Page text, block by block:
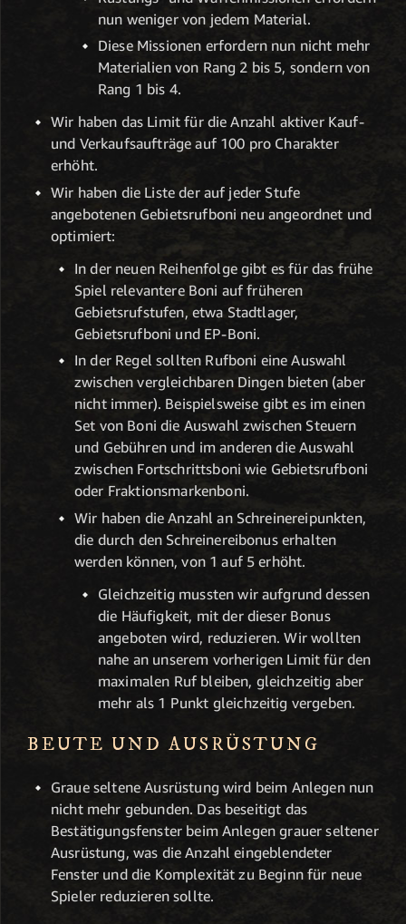
nun weniger von jedem Material.
Diese Missionen erfordern nun nicht mehr
Materialien von Rang 2 bis 5, sondern von
Rang 1 bis 4.
Wir haben das Limit für die Anzahl aktiver Kauf-
und Verkaufsaufträge auf 100 pro Charakter
erhöht.
Wir haben die Liste der auf jeder Stufe
angebotenen Gebietsrufboni neu angeordnet und
optimiert:
In der neuen Reihenfolge gibt es für das frühe
Spiel relevantere Boni auf früheren
Gebietsrufstufen, etwa Stadtlager,
Gebietsrufboni und EP-Boni.
In der Regel sollten Rufboni eine Auswahl
zwischen vergleichbaren Dingen bieten (aber
nicht immer). Beispielsweise gibt es im einen
Set von Boni die Auswahl zwischen Steuern
und Gebühren und im anderen die Auswahl
zwischen Fortschrittsboni wie Gebietsrufboni
oder Fraktionsmarkenboni.
Wir haben die Anzahl an Schreinereipunkten,
die durch den Schreinereibonus erhalten
werden können, von 1 auf 5 erhöht.
Gleichzeitig mussten wir aufgrund dessen
die Häufigkeit, mit der dieser Bonus
angeboten wird, reduzieren. Wir wollten
nahe an unserem vorherigen Limit für den
maximalen Ruf bleiben, gleichzeitig aber
mehr als 1 Punkt gleichzeitig vergeben.
BEUTE UND AUSRÜSTUNG
Graue seltene Ausrüstung wird beim Anlegen nun
nicht mehr gebunden. Das beseitigt das
Bestätigungsfenster beim Anlegen grauer seltener
Ausrüstung, was die Anzahl eingeblendeter
Fenster und die Komplexität zu Beginn für neue
Spieler reduzieren sollte.